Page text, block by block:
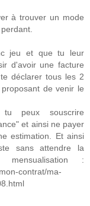
à trouver un mode
jeu et que tu leur
d'avoir une facture
déclarer tous les 2
de venir le
peux souscrire
et ainsi ne payer
estimation. Et ainsi
sans attendre la
:
contrat/ma-